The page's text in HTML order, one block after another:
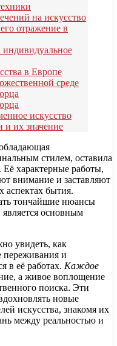
на искусство
отражение в
в Европе
среде
искусство
и их значение
стилем, оставила
Её характерные работы,
внимание и заставляют
аспектах бытия.
тончайшие нюансы
является основным
увидеть, как
переживания и
в её работах. Каждое
а живое воплощение
поиска. Эти
новые
искусства, знакомя их
между реальностью и